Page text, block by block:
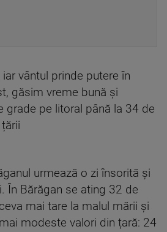
vântul prinde putere în
găsim vreme bună și
grade pe litoral până la 34 de
urmează o zi însorită și
În Bărăgan se ating 32 de
mai tare la malul mării și
modeste valori din țară: 24